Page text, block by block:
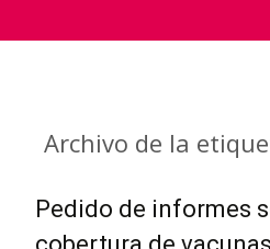
Archivo de la
Pedido de informes